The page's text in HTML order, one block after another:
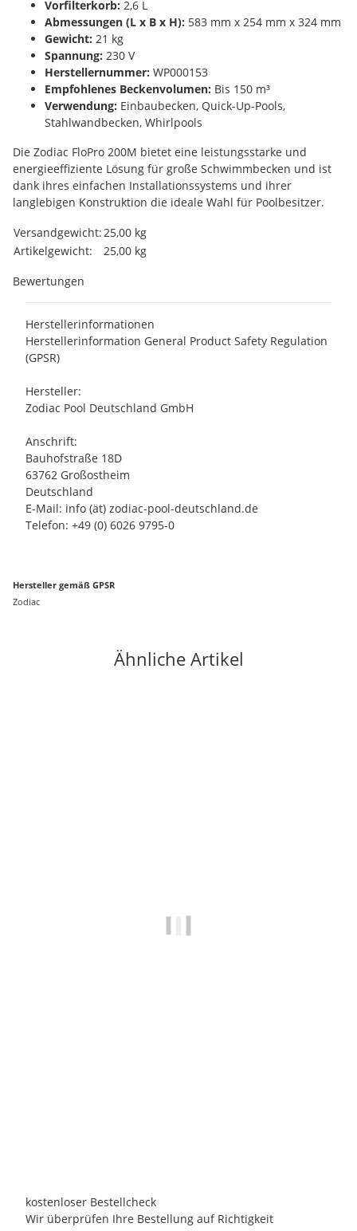
Vorfilterkorb: 2,6 L
Abmessungen (L x B x H): 583 mm x 254 mm x 324 mm
Gewicht: 21 kg
Spannung: 230 V
Herstellernummer: WP000153
Empfohlenes Beckenvolumen: Bis 150 m³
Verwendung: Einbaubecken, Quick-Up-Pools,
Stahlwandbecken, Whirlpools
Die Zodiac FloPro 200M bietet eine leistungsstarke und
energieeffiziente Lösung für große Schwimmbecken und ist
dank ihres einfachen Installationssystems und ihrer
langlebigen Konstruktion die ideale Wahl für Poolbesitzer.
Produkteigenschaft
Wert
Versandgewicht:25,00 kg
Artikelgewicht:
25,00 kg
Bewertungen
Herstellerinformationen
Herstellerinformation General Product Safety Regulation
(GPSR)
Hersteller:
Zodiac Pool Deutschland GmbH
Anschrift:
Bauhofstraße 18D
63762 Großostheim
Deutschland
E-Mail: info (ät) zodiac-pool-deutschland.de
Telefon: +49 (0) 6026 9795-0
Hersteller gemäß GPSR
Zodiac
Ähnliche Artikel
kostenloser Bestellcheck
Wir überprüfen Ihre Bestellung auf Richtigkeit